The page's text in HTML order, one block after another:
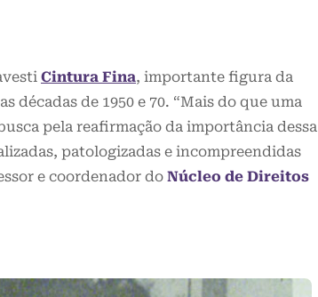
Cintura Fina, importante figura da
de 1950 e 70. “Mais do que uma
pela reafirmação da importância dessa
patologizadas e incompreendidas
e coordenador do Núcleo de Direitos